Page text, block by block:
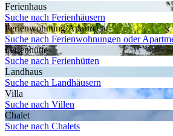
Ferienhaus
Suche nach Ferienhäusern
Ferienwohnung/Apartment
Suche nach Ferienwohnungen oder
Ferienhütte
Suche nach Ferienhütten
Landhaus
Suche nach Landhäusern
Villa
Suche nach Villen
Chalet
Suche nach Chalets